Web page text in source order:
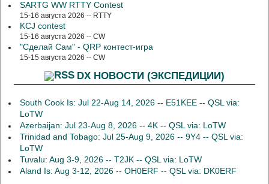
SARTG WW RTTY Contest
15-16 августа 2026 -- RTTY
KCJ contest
15-16 августа 2026 -- CW
"Сделай Сам" - QRP контест-игра
15-15 августа 2026 -- CW
DX НОВОСТИ (ЭКСПЕДИЦИИ)
South Cook Is: Jul 22-Aug 14, 2026 -- E51KEE -- QSL via:
LoTW
Azerbaijan: Jul 23-Aug 8, 2026 -- 4K -- QSL via: LoTW
Trinidad and Tobago: Jul 25-Aug 9, 2026 -- 9Y4 -- QSL via:
LoTW
Tuvalu: Aug 3-9, 2026 -- T2JK -- QSL via: LoTW
Aland Is: Aug 3-12, 2026 -- OH0ERF -- QSL via: DK0ERF